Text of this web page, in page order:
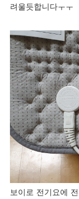
려울듯합니다ㅜㅜ
보이로 전기요에